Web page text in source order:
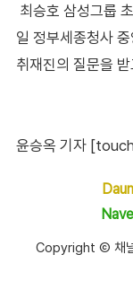
최승호 삼성그룹
일 정부세종청사
취재진의 질문을
윤승옥 기자
Copyright Ⓒ 채